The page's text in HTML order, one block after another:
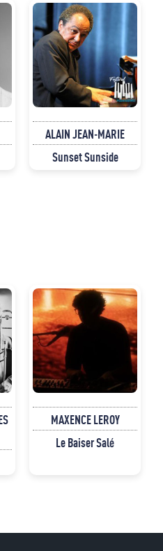
ALAIN JEAN-MARIE
Sunset Sunside
MAXENCE LEROY
Le Baiser Salé